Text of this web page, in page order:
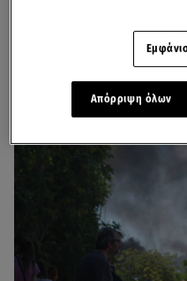
Συνεχίζει να καίει για
ξέσπασε το μεσημέρι της
πλαστικών στοΑιγάλεω
Απόρριψη όλων